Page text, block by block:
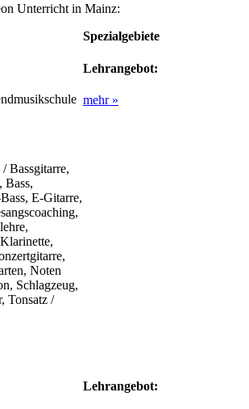
Unterricht in Mainz:
Spezialgebiete
Bassgitarre,
Bass,
E-Gitarre,
Noten
Schlagzeug,
Tonsatz /
Lehrangebot:
mehr »
Lehrangebot: